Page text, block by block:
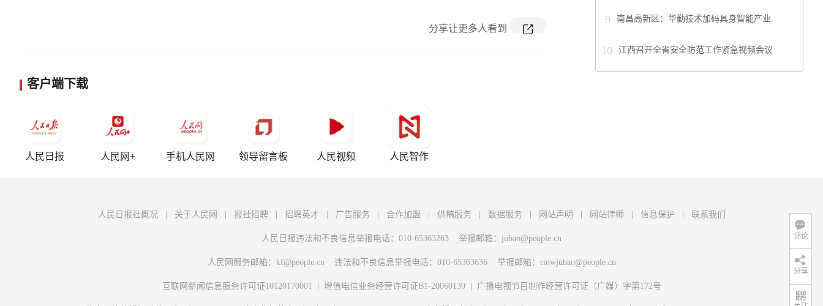
分享让更多人看到
客户端下载
人民日报 人民网+ 手机人民网 领导留言板 人民视频 人民智作
9 南昌高新区：华勤技术加码具身智能产业
10 江西召开全省安全防范工作紧急视频会议
人民日报社概况 关于人民网 报社招聘 招聘英才 广告服务 合作加盟 供稿服务 数据服务 网站声明 网站律师 信息保护 联系我们
人民日报违法和不良信息举报电话：010-65363263 举报邮箱： jubao@people.cn
人民网服务邮箱： kf@people.cn违法和不良信息举报电话：010-65363636 举报邮箱： rmwjubao@people.cn
互联网新闻信息服务许可证10120170001 增值电信业务经营许可证B1-20060139| 广播电视节目制作经营许可证（广媒）字第172号
评论
分享